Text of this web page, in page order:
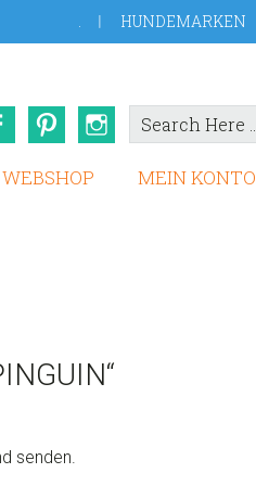
. HUNDEMARKEN
Search
Here
FacebookPinterestInstagram
WEBSHOP MEIN KONTO
senden.